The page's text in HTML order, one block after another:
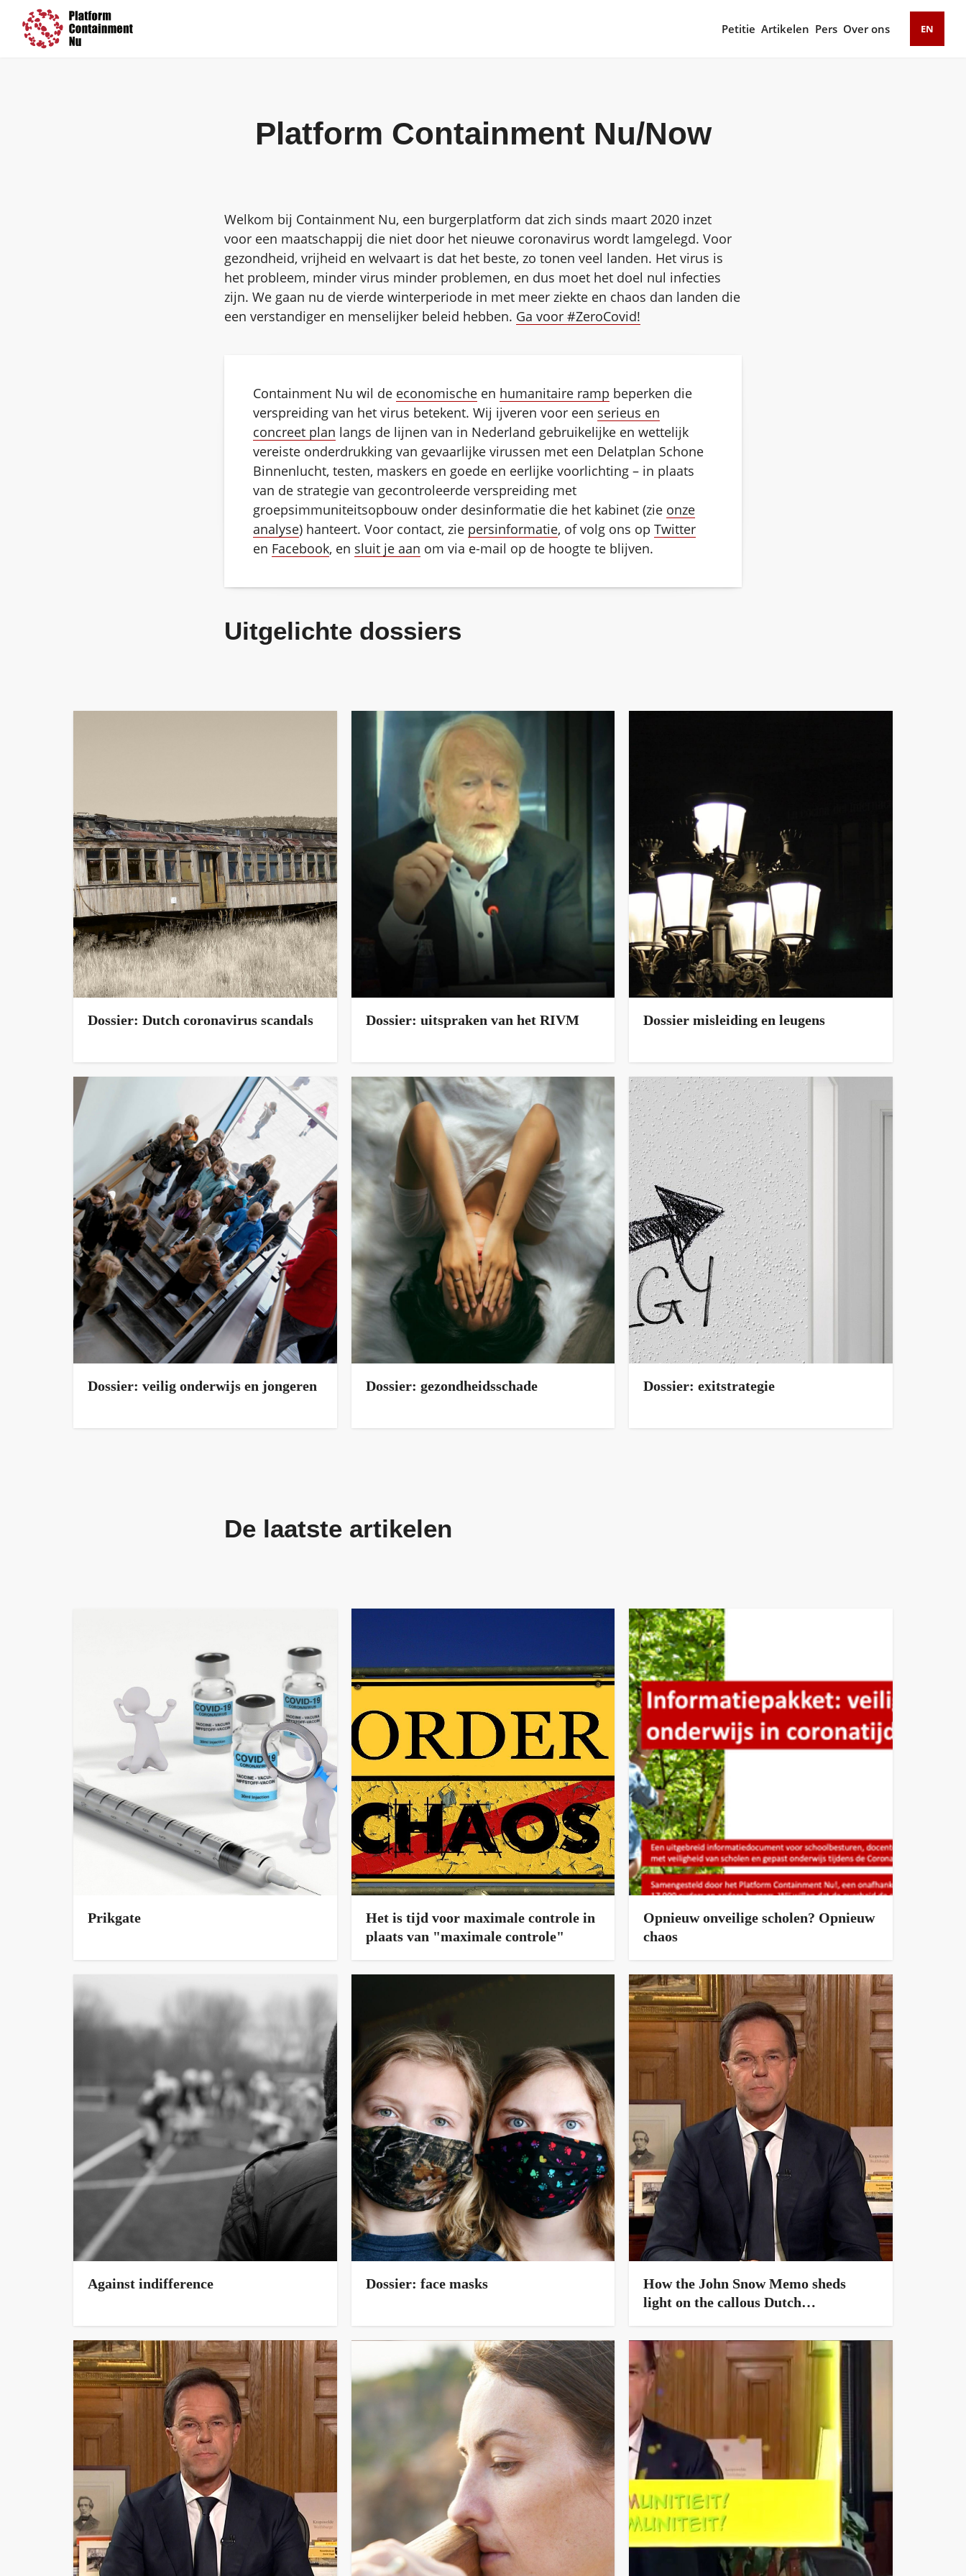
Petitie Artikelen Pers Over ons EN
Platform Containment Nu/Now
Welkom bij Containment Nu, een burgerplatform dat zich sinds maart 2020 inzet
voor een maatschappij die niet door het nieuwe coronavirus wordt lamgelegd. Voor
gezondheid, vrijheid en welvaart is dat het beste, zo tonen veel landen. Het virus is
het probleem, minder virus minder problemen, en dus moet het doel nul infecties
zijn. We gaan nu de vierde winterperiode in met meer ziekte en chaos dan landen die
een verstandiger en menselijker beleid hebben. Ga voor #ZeroCovid!
Containment Nu wil de economische en humanitaire ramp beperken die
verspreiding van het virus betekent. Wij ijveren voor een serieus en
concreet plan langs de lijnen van in Nederland gebruikelijke en wettelijk
vereiste onderdrukking van gevaarlijke virussen met een Delatplan Schone
Binnenlucht, testen, maskers en goede en eerlijke voorlichting – in plaats
van de strategie van gecontroleerde verspreiding met
groepsimmuniteitsopbouw onder desinformatie die het kabinet (zie onze
analyse) hanteert. Voor contact, zie persinformatie, of volg ons op Twitter
en Facebook, en sluit je aan om via e-mail op de hoogte te blijven.
Uitgelichte dossiers
Dossier: Dutch coronavirus scandals Dossier: uitspraken van het RIVM Dossier misleiding en leugens
Dossier: veilig onderwijs en jongeren Dossier: gezondheidsschade Dossier: exitstrategie
De laatste artikelen
Prikgate
Het is tijd voor maximale controle in
plaats van "maximale controle"
Opnieuw onveilige scholen? Opnieuw
chaos
Against indifference Dossier: face masks
How the John Snow Memo sheds
light on the callous Dutch